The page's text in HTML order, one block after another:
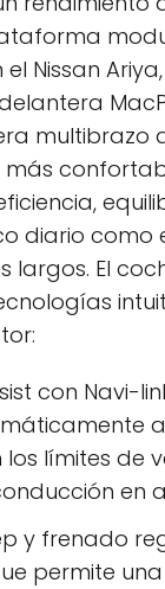
Nissan
multibrazo
diario como
largos. El
con Navi-
los límites de
en
y frenado
permite